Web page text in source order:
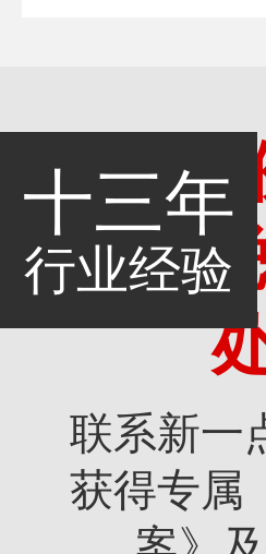
十三年
行业经验
多一
考，
联系新一
获得专属